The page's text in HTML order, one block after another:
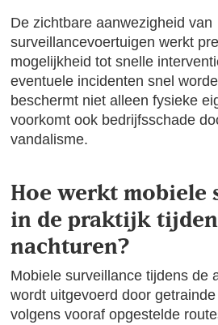
De zichtbare aanwezigheid van
surveillancevoertuigen werkt
mogelijkheid tot snelle
eventuele incidenten snel
beschermt niet alleen fysieke
voorkomt ook bedrijfsschade
vandalisme.
Hoe werkt mobiele
in de praktijk
nachturen?
Mobiele surveillance tijdens de
wordt uitgevoerd door
volgens vooraf opgestelde